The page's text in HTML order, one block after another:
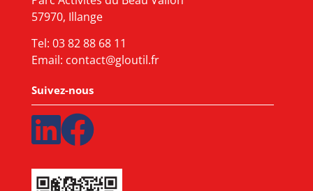
57970, Illange
Tel: 03 82 88 68 11
Email: contact@gloutil.fr
Suivez-nous